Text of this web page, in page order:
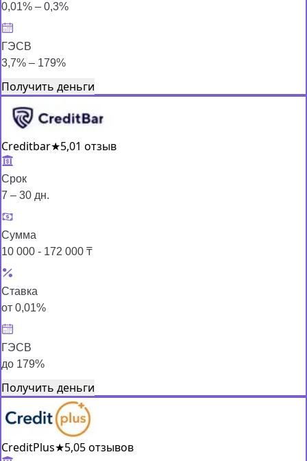
0,01% – 0,3%
ГЭСВ
3,7% – 179%
Получить деньги
Creditbar★5,01 отзыв
Срок
7 – 30 дн.
Сумма
10 000 - 172 000 ₸
Ставка
от 0,01%
ГЭСВ
до 179%
Получить деньги
CreditPlus★5,05 отзывов